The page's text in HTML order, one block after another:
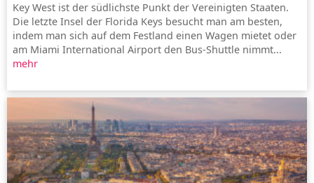
Key West ist der südlichste Punkt der Vereinigten Staaten.
Die letzte Insel der Florida Keys besucht man am besten,
indem man sich auf dem Festland einen Wagen mietet oder
am Miami International Airport den Bus-Shuttle nimmt...
mehr